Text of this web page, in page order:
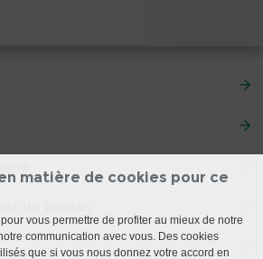
de bureau
matière de cookies pour ce
vous permettre de profiter au mieux de notre
communication avec vous. Des cookies
que si vous nous donnez votre accord en